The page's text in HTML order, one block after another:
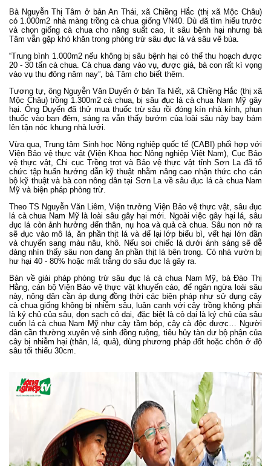
Bà Nguyễn Thị Tâm ở bản An Thái, xã Chiềng Hắc (thị xã Mộc Châu)
có 1.000m2 nhà màng trồng cà chua giống VN40. Dù đã tìm hiểu trước
và chọn giống cà chuacho năng suất cao, ít sâu bệnh hại nhưng bà
Tâm vẫn gặp khó khăn trong phòng trừ sâu đục lá và sâu vẽ bùa.
“Trung bình 1.000m2 nếu không bị sâu bệnh hại có thể thu hoạch được
20 - 30 tấn cà chua. Cà chua đang vào vụ, được giá, bà con rất kì vọng
vào vụ thu đông năm nay”, bà Tâm cho biết thêm.
Tương tự, ông Nguyễn Văn Duyến ở bản Ta Niết, xã Chiềng Hắc (thị xã
Mộc Châu) trồng 1.300m2 cà chua, bị sâu đục lá cà chua Nam Mỹ gây
hại. Ông Duyến đã thử mua thuốc trừ sâu rồi đóng kín nhà kính, phun
thuốc vào ban đêm, sáng ra vẫn thấy bướm của loài sâu này bay bám
lên tận nóc khung nhà lưới.
Vừa qua, Trung tâm Sinh học Nông nghiệp quốc tế (CABI) phối hợp với
Viện Bảo vệ thực vật (Viện Khoa học Nông nghiệp Việt Nam), Cục Bảo
vệ thực vật, Chi cục Trồng trọt và Bảo vệ thực vật tỉnh Sơn La đã tổ
chức tập huấn hướng dẫn kỹ thuật nhằm nâng cao nhận thức cho cán
bộ kỹ thuật và bà con nông dân tại Sơn La về sâu đục lá cà chua Nam
Mỹ và biện pháp phòng trừ.
Theo TS Nguyễn Văn Liêm, Viện trưởng Viện Bảo vệ thực vật, sâu đục
lá cà chua Nam Mỹ là loài sâu gây hại mới. Ngoài việc gây hại lá, sâu
đục lá còn ảnh hưởng đến thân, nụ hoa và quả cà chua. Sâu non nở ra
sẽ đục vào mô lá, ăn phần thịt lá và để lại lớp biểu bì, vết hại lớn dần
và chuyển sang màu nâu, khô. Nếu soi chiếc lá dưới ánh sáng sẽ dễ
dàng nhìn thấy sâu non đang ăn phần thịt lá bên trong. Có nhà vườn bị
hư hại 40 - 80% hoặc mất trắng do sâu đục lá gây ra.
Bàn về giải pháp phòng trừ sâu đục lá cà chua Nam Mỹ, bà Đào Thị
Hằng, cán bộ Viện Bảo vệ thực vật khuyến cáo, để ngăn ngừa loài sâu
này, nông dân cần áp dụng đồng thời các biện pháp như sử dụng cây
cà chua giống không bị nhiễm sâu, luân canh với cây trồng không phải
là ký chủ của sâu, dọn sạch cỏ dại, đặc biệt là cỏ dại là ký chủ của sâu
cuốn lá cà chua Nam Mỹ như cây tầm bóp, cây cà độc dược… Người
dân cần thường xuyên vệ sinh đồng ruộng, tiêu hủy tàn dư bộ phận của
cây bị nhiễm hại (thân, lá, quả), dùng phương pháp đốt hoặc chôn ở độ
sâu tối thiểu 30cm.